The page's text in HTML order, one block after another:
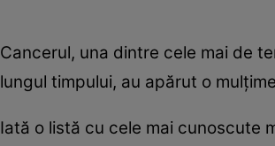
Cancerul, una dintre cele mai de
lungul timpului, au apărut o
Iată o listă cu cele mai cunoscute